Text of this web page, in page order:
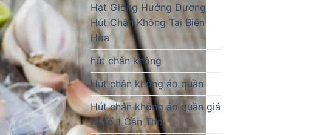
Hạt Giống Hướng Dương
Hút Chân Không Tại Biên
Hòa
hút chân không
Hút chân không áo quần
Hút chân không áo quần giá
rẻ số 1 Cần Thơ